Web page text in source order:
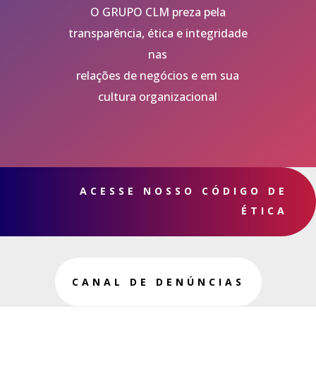
O GRUPO CLM preza pela
transparência, ética e integridade
nas
relações de negócios e em sua
cultura organizacional
ACESSE NOSSO CÓDIGO DE
ÉTICA
CANAL DE DENÚNCIAS